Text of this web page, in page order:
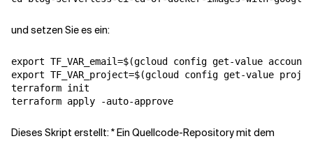
und setzen Sie es ein:
export TF_VAR_email=$(gcloud config get-value account)
export TF_VAR_project=$(gcloud config get-value
terraform init
Dieses Skript erstellt: * Ein Quellcode-Repository mit dem